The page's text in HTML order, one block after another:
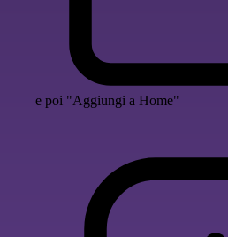
e poi "Aggiungi a Home"